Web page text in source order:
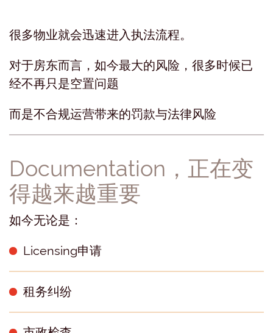
很多物业就会迅速进入执法流程。
对于房东而言，如今最大的风险，很多时候已
经不再只是空置问题
而是不合规运营带来的罚款与法律风险
Documentation，正在变
得越来越重要
如今无论是：
Licensing申请
租务纠纷